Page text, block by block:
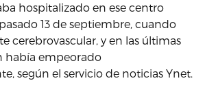
hospitalizado en ese centro
13 de septiembre, cuando
cerebrovascular, y en las últimas
había empeorado
según el servicio de noticias Ynet.